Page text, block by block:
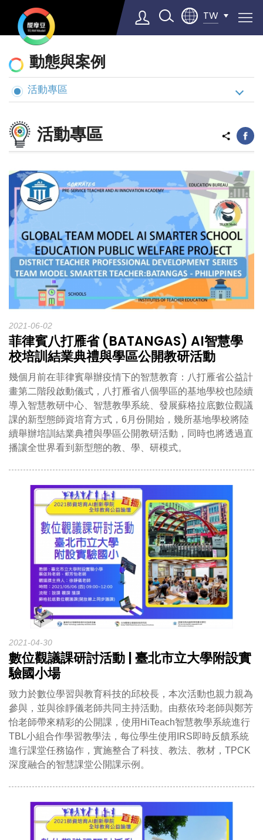
TW
▼
態
與
案
例
動態與案例
活動專區
活動專區
2021-06-02
菲律賓八打雁省 (BATANGAS) AI智慧學
校培訓結業典禮與學區公開教研活動
幾個月前在菲律賓舉辦疫情下的智慧教育：八打雁省公益計
畫第二階段啟動儀式，八打雁省八個學區的基地學校也陸續
導入智慧教研中心、智慧教學系統、發展蘇格拉底數位觀議
課的新型態師資培育方式，6月份開始，幾所基地學校將陸
續舉辦培訓結業典禮與學區公開教研活動，同時也將透過直
播讓全世界看到新型態的教、學、研模式。
2021-04-30
數位觀議課研討活動 | 臺北市立大學附設實
驗國小場
致力於數位學習與教育科技的邱校長，本次活動也親力親為
參與，並與徐靜儀老師共同主持活動。由蔡依玲老師與鄭芳
怡老師帶來精彩的公開課，使用HiTeach智慧教學系統進行
TBL小組合作學習教學法，每位學生使用IRS即時反饋系統
進行課堂任務協作，實施整合了科技、教法、教材，TPCK
深度融合的智慧課堂公開課示例。